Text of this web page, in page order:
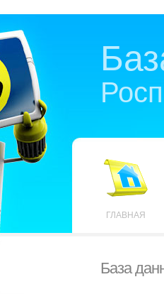
ГЛАВНАЯ
База